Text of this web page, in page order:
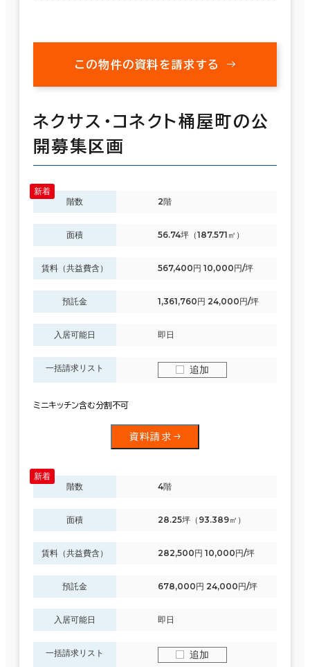
この物件の資料を請求する
ネクサス・コネクト桶屋町の公
開募集区画
階数 2階
面積 56.74坪（187.571㎡）
賃料（共益費含） 567,400円 10,000円/坪
預託金 1,361,760円 24,000円/坪
入居可能日 即日
一括請求リスト 追加
ミニキッチン含む分割不可
資料請求
階数 4階
面積 28.25坪（93.389㎡）
賃料（共益費含） 282,500円 10,000円/坪
預託金 678,000円 24,000円/坪
入居可能日 即日
一括請求リスト 追加